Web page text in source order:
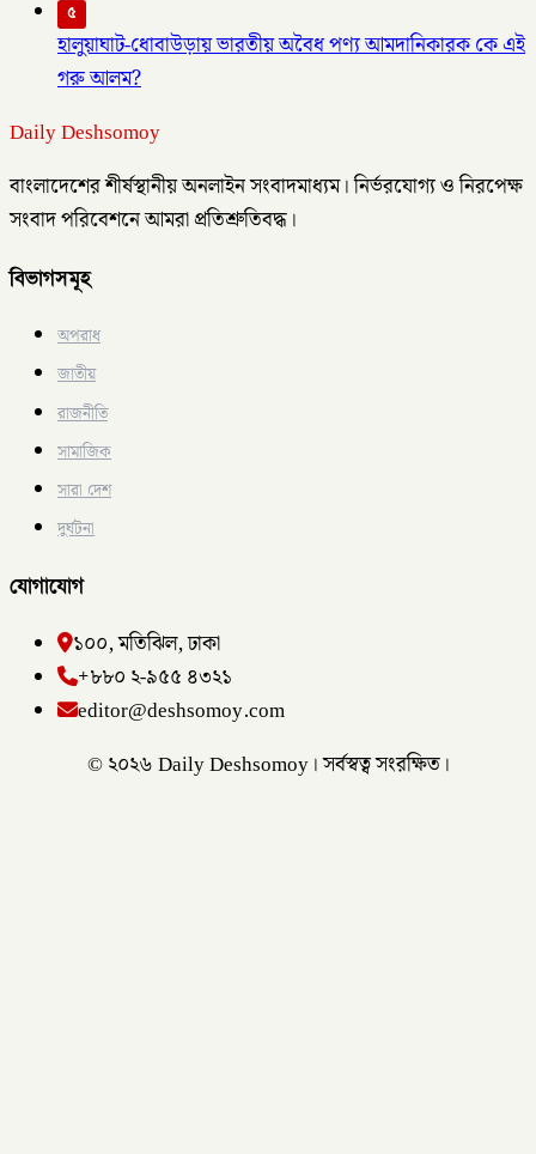
৫
হালুয়াঘাট-ধোবাউড়ায় ভারতীয় অবৈধ পণ্য আমদানিকারক কে এই
গরু আলম?
Daily Deshsomoy
বাংলাদেশের শীর্ষস্থানীয় অনলাইন সংবাদমাধ্যম। নির্ভরযোগ্য ও নিরপেক্ষ
সংবাদ পরিবেশনে আমরা প্রতিশ্রুতিবদ্ধ।
বিভাগসমূহ
অপরাধ
জাতীয়
রাজনীতি
সামাজিক
সারা দেশ
দুর্ঘটনা
যোগাযোগ
১০০, মতিঝিল, ঢাকা
+৮৮০ ২-৯৫৫ ৪৩২১
editor@deshsomoy.com
© ২০২৬ Daily Deshsomoy। সর্বস্বত্ব সংরক্ষিত।